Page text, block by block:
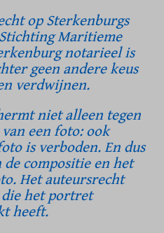
op Sterkenburgs
Maritieme
notarieel is
geen andere keus
verdwijnen.
niet alleen tegen
een foto: ook
is verboden. En dus
compositie en het
Het auteursrecht
die het portret
heeft.